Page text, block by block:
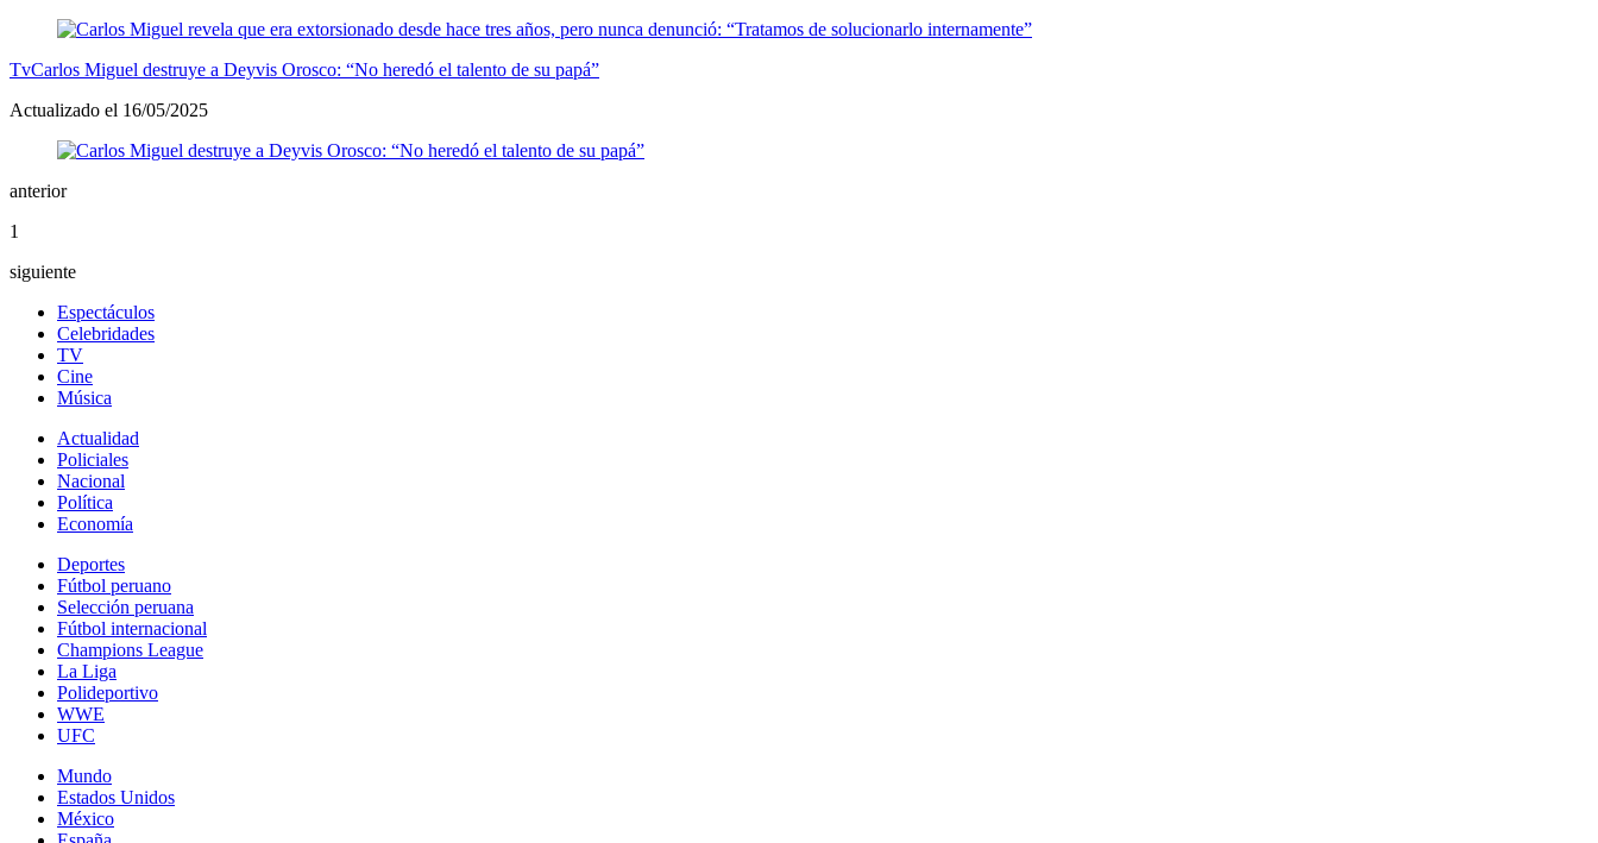
TvCarlos Miguel destruye a Deyvis Orosco: “No heredó el talento de su papá”
Actualizado el 16/05/2025
anterior
1
siguiente
Espectáculos
Celebridades
TV
Cine
Música
Actualidad
Policiales
Nacional
Política
Economía
Deportes
Fútbol peruano
Selección peruana
Fútbol internacional
Champions League
La Liga
Polideportivo
WWE
UFC
Mundo
Estados Unidos
México